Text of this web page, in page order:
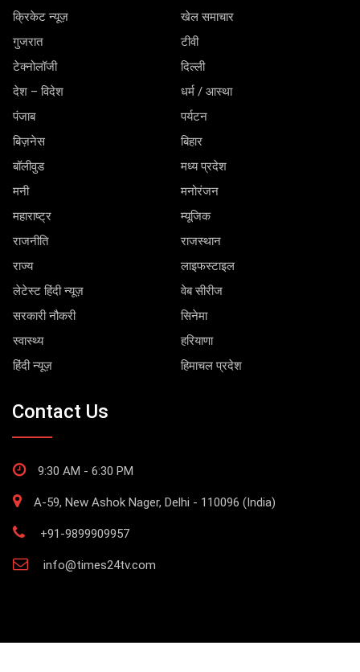
क्रिकेट न्यूज़
खेल समाचार
गुजरात
टीवी
टेक्नोलॉजी
दिल्ली
देश – विदेश
धर्म / आस्था
पंजाब
पर्यटन
बिज़नेस
बिहार
बॉलीवुड
मध्य प्रदेश
मनी
मनोरंजन
महाराष्ट्र
म्यूजिक
राजनीति
राजस्थान
राज्य
लाइफस्टाइल
लेटेस्ट हिंदी न्यूज़
वेब सीरीज
सरकारी नौकरी
सिनेमा
स्वास्थ्य
हरियाणा
हिंदी न्यूज़
हिमाचल प्रदेश
Contact Us
9:30 AM - 6:30 PM
A-59, New Ashok Nager, Delhi - 110096 (India)
+91-9899909957
info@times24tv.com